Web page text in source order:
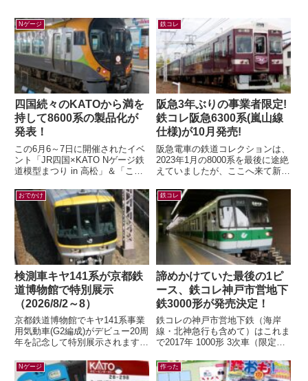
Nゲージ
四国続々のKATOから満を
持して8600系の製品化が
発表！
この6月6～7日に開催されたイベ
ント「JR四国×KATO Nゲージ鉄
道模型まつり in 高松」＆「こと
模型メーカー各社から四国の...
鉄コレ
阪急3年ぶりの事業者限定!
鉄コレ阪急6300系(嵐山線
仕様)が10月発売!
阪急電車の鉄道コレクションは、
2023年1月の8000系を最後に途絶
えていましたが、ここへ来て新製
さよなら阪急6300系（嵐山線
仕...
おでかけ
検測車キヤ141系が京都鉄
道博物館で特別展示
（2026/8/2～8）
京都鉄道博物館でキヤ141系事業
用気動車(G2編成)がデビュー20周
年を記念して特別展示されます。
チケット販売リンク公開！！
（京...
鉄コレ
諦めかけていた最後の1ピ
ース、鉄コレ神戸市営地下
鉄3000形が発売決定！
鉄コレの神戸市営地下鉄（海岸
線・北神急行も含めて）はこれま
で2017年 1000形 3次車（限定）
定）2020年 6000形...
Nゲージ 作った